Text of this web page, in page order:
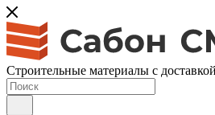
Строительные материалы с